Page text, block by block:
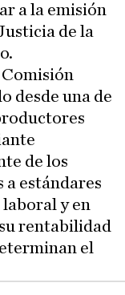
a la emisión
de la
desde una de
de los
a estándares
y en
rentabilidad
el